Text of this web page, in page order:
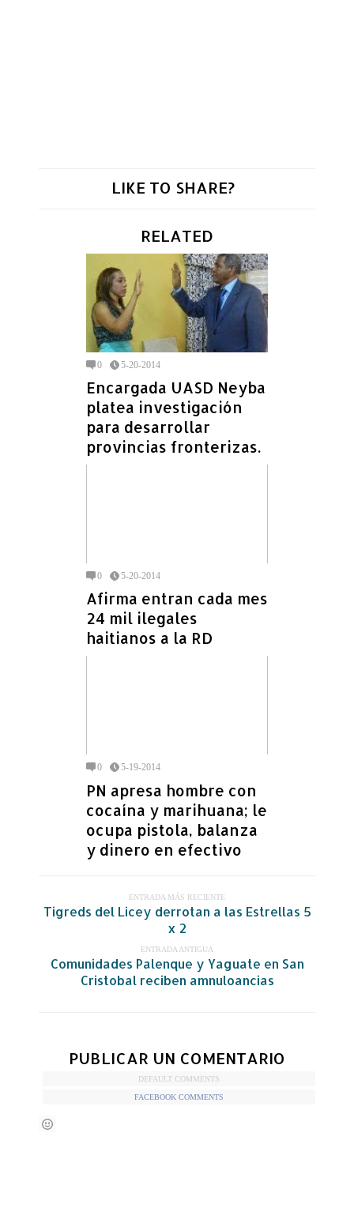
LIKE TO SHARE?
RELATED
0 5-20-2014
Encargada UASD Neyba
platea investigación
para desarrollar
provincias fronterizas.
0 5-20-2014
Afirma entran cada mes
24 mil ilegales
haitianos a la RD
0 5-19-2014
PN apresa hombre con
cocaína y marihuana; le
ocupa pistola, balanza
y dinero en efectivo
ENTRADA MÁS RECIENTE
Tigreds del Licey derrotan a las Estrellas 5
x 2
ENTRADA ANTIGUA
Comunidades Palenque y Yaguate en San
Cristobal reciben amnuloancias
PUBLICAR UN COMENTARIO
DEFAULT COMMENTS
FACEBOOK COMMENTS